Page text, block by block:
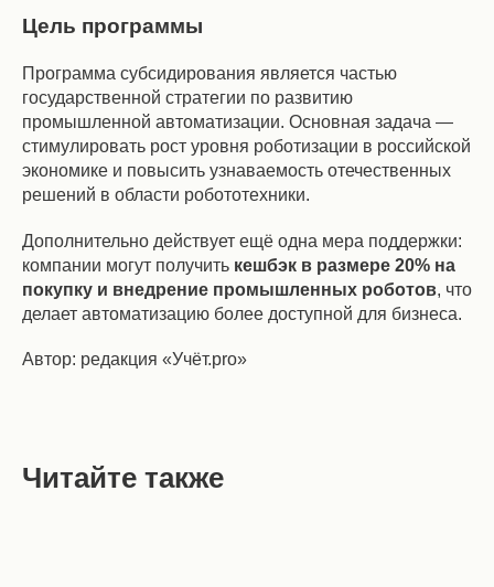
Цель программы
Программа субсидирования является частью
государственной стратегии по развитию
промышленной автоматизации. Основная задача —
стимулировать рост уровня роботизации в российской
экономике и повысить узнаваемость отечественных
решений в области робототехники.
Дополнительно действует ещё одна мера поддержки:
компании могут получить кешбэк в размере 20% на
покупку и внедрение промышленных роботов, что
делает автоматизацию более доступной для бизнеса.
Автор: редакция «Учёт.pro»
Читайте также